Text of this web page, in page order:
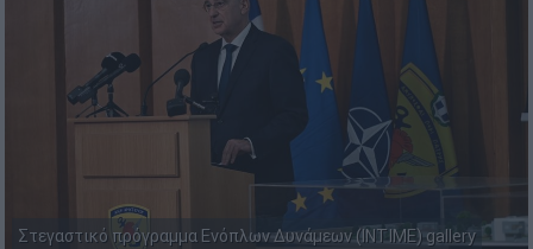
Στεγαστικό πρόγραμμα Ενόπλων Δυνάμεων (INTIME) gallery